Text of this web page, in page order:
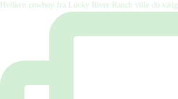
Hvilken cowboy fra Lucky River Ranch ville du vælg